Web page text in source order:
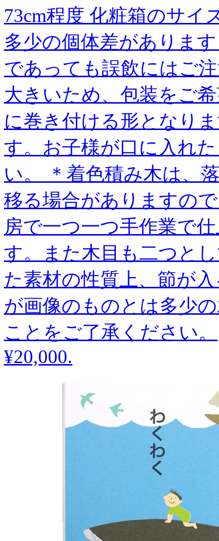
73cm程度 化粧箱のサイ
多少の個体差がありま
であっても誤飲にはご
大きいため、包装をご
に巻き付ける形となり
す。お子様が口に入れ
い。 ＊着色積み木は、
移る場合がありますの
房で一つ一つ手作業で
す。また木目も二つと
た素材の性質上、節が
が画像のものとは多少
ことをご了承ください。
¥20,000.